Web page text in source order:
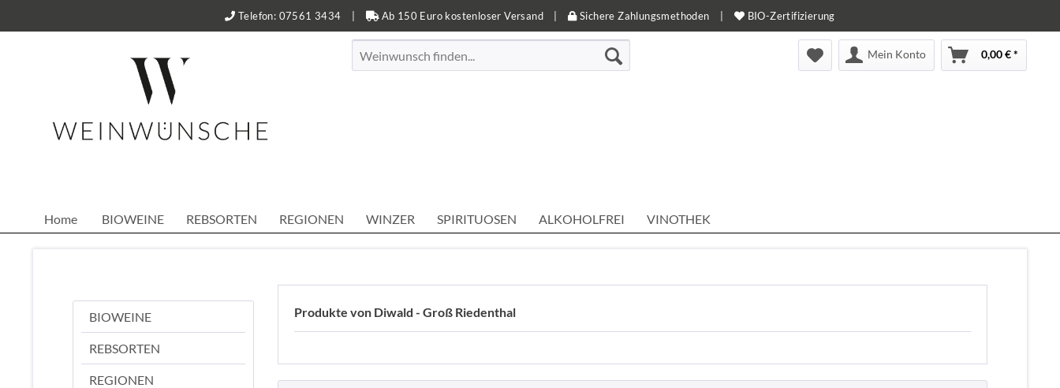
Telefon: 07561 3434 Ab 150 Euro kostenloser Versand Sichere Zahlungsmethoden BIO-Zertifizierung
Mein Konto 0,00 € *
Home BIOWEINE REBSORTEN REGIONEN WINZER SPIRITUOSEN ALKOHOLFREI VINOTHEK
BIOWEINE
REBSORTEN
REGIONEN
Produkte von Diwald - Groß Riedenthal